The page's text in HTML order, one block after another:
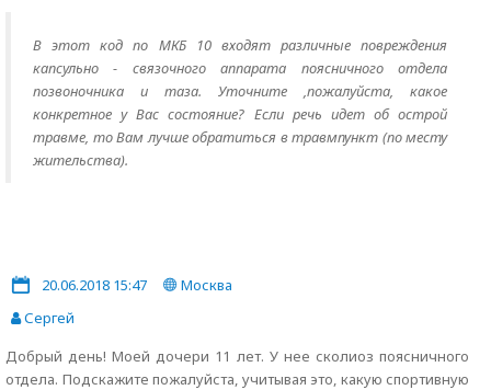
В этот код по МКБ 10 входят различные повреждения
капсульно - связочного аппарата поясничного отдела
позвоночника и таза. Уточните ,пожалуйста, какое
конкретное у Вас состояние? Если речь идет об острой
травме, то Вам лучше обратиться в травмпункт (по месту
жительства).
20.06.2018 15:47
Москва
Сергей
Добрый день! Моей дочери 11 лет. У нее сколиоз поясничного
отдела. Подскажите пожалуйста, учитывая это, какую спортивную